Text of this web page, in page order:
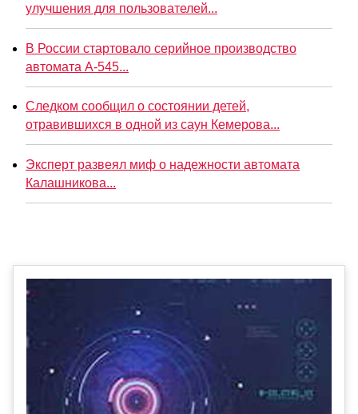
улучшения для пользователей...
В России стартовало серийное производство
автомата А-545...
Следком сообщил о состоянии детей,
отравившихся в одной из саун Кемерова...
Эксперт развеял миф о надежности автомата
Калашникова...